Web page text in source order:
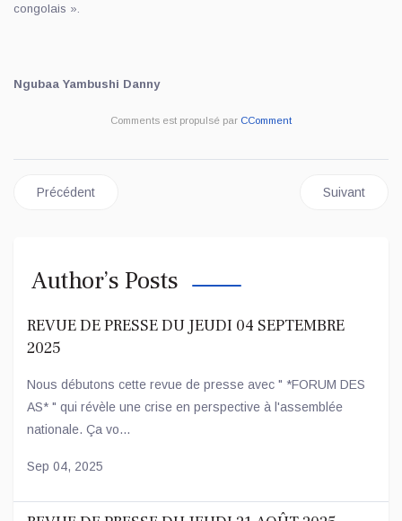
congolais ».
Ngubaa Yambushi Danny
Comments est propulsé par CComment
Article précédent : Dialogue global et inclusif : le duo CENCO-
Précédent Article
Suivant
Author’s Posts
REVUE DE PRESSE DU JEUDI 04 SEPTEMBRE
2025
Nous débutons cette revue de presse avec " *FORUM DES
AS* " qui révèle une crise en perspective à l'assemblée
nationale. Ça vo...
Sep 04, 2025